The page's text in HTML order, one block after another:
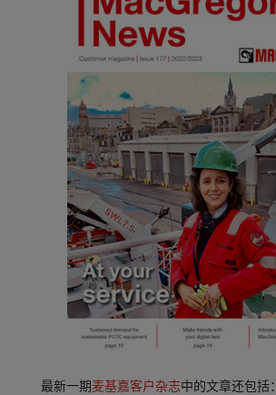
最新一期麦基嘉客户杂志中的文章还包括：